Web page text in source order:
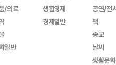
/의료
일반
생활경제
경제일반
공연/전
책
종교
날씨
생활문